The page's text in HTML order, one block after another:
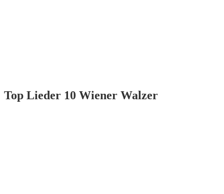
Top Lieder 10 Wiener Walzer